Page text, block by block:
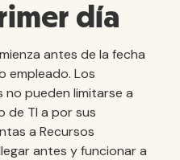
día
antes de la fecha
empleado. Los
pueden limitarse a
de TI a por sus
a Recursos
antes y funcionar a